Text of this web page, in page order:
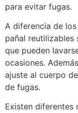
para evitar fugas.
A diferencia de
pañal reutilizables
que pueden
ocasiones.
ajuste al cuerpo
de fugas.
Existen diferentes